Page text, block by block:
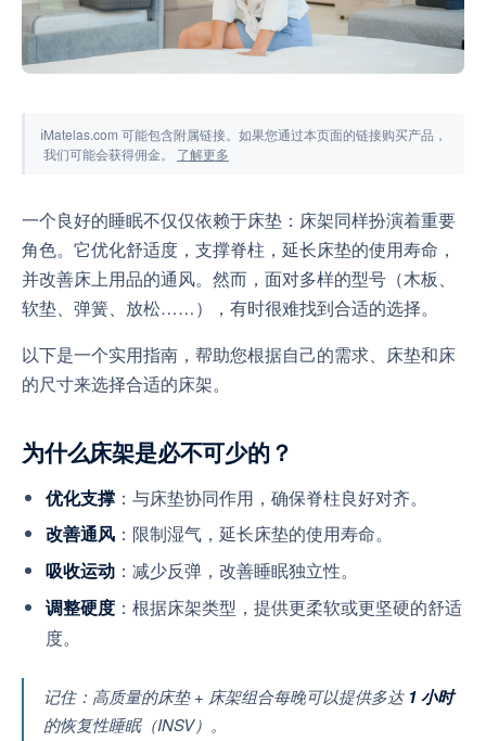
ℹMatelas.com 可能包含附属链接。如果您通过本页面的链接购买产品，
我们可能会获得佣金。 了解更多
一个良好的睡眠不仅仅依赖于床垫：床架同样扮演着重要
角色。它优化舒适度，支撑脊柱，延长床垫的使用寿命，
并改善床上用品的通风。然而，面对多样的型号（木板、
软垫、弹簧、放松……），有时很难找到合适的选择。
以下是一个实用指南，帮助您根据自己的需求、床垫和床
的尺寸来选择合适的床架。
为什么床架是必不可少的？
优化支撑 ：与床垫协同作用，确保脊柱良好对齐。
改善通风 ：限制湿气，延长床垫的使用寿命。
吸收运动 ：减少反弹，改善睡眠独立性。
调整硬度 ：根据床架类型，提供更柔软或更坚硬的舒适
度。
记住：高质量的床垫 + 床架组合每晚可以提供多达 1 小时
的恢复性睡眠（INSV）。